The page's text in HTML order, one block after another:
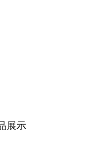
展示